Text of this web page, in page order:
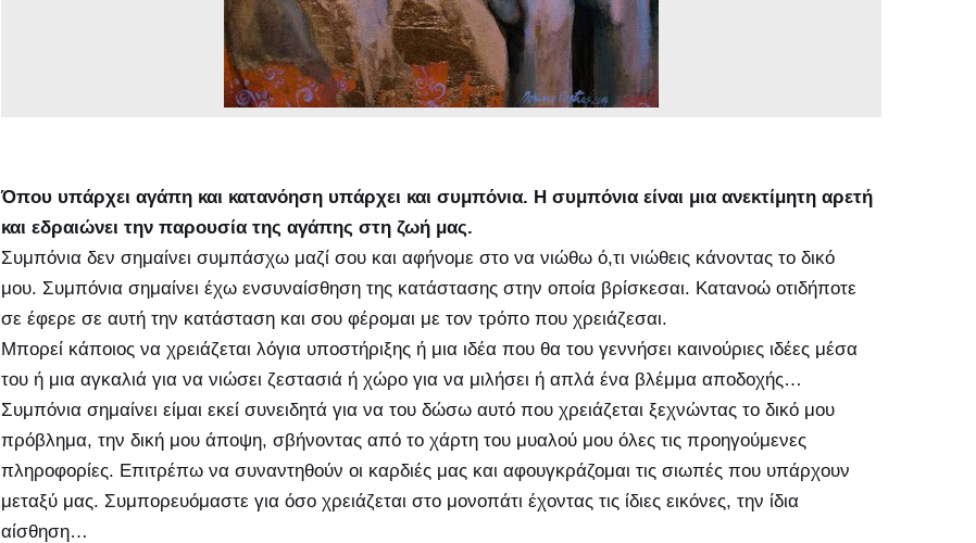
Όπου υπάρχει αγάπη και κατανόηση υπάρχει και συμπόνια. Η συμπόνια είναι μια ανεκτίμητη αρετή
και εδραιώνει την παρουσία της αγάπης στη ζωή μας.
Συμπόνια δεν σημαίνει συμπάσχω μαζί σου και αφήνομε στο να νιώθω ό,τι νιώθεις κάνοντας το δικό
μου. Συμπόνια σημαίνει έχω ενσυναίσθηση της κατάστασης στην οποία βρίσκεσαι. Κατανοώ οτιδήποτε
σε έφερε σε αυτή την κατάσταση και σου φέρομαι με τον τρόπο που χρειάζεσαι.
Μπορεί κάποιος να χρειάζεται λόγια υποστήριξης ή μια ιδέα που θα του γεννήσει καινούριες ιδέες μέσα
του ή μια αγκαλιά για να νιώσει ζεστασιά ή χώρο για να μιλήσει ή απλά ένα βλέμμα αποδοχής…
Συμπόνια σημαίνει είμαι εκεί συνειδητά για να του δώσω αυτό που χρειάζεται ξεχνώντας το δικό μου
πρόβλημα, την δική μου άποψη, σβήνοντας από το χάρτη του μυαλού μου όλες τις προηγούμενες
πληροφορίες. Επιτρέπω να συναντηθούν οι καρδιές μας και αφουγκράζομαι τις σιωπές που υπάρχουν
μεταξύ μας. Συμπορευόμαστε για όσο χρειάζεται στο μονοπάτι έχοντας τις ίδιες εικόνες, την ίδια
αίσθηση…